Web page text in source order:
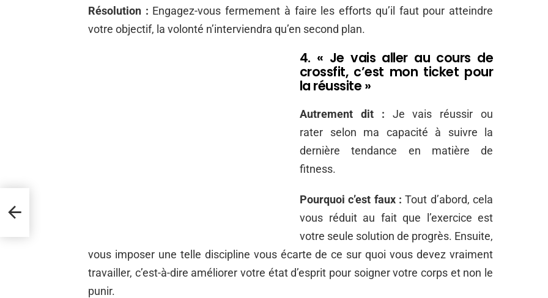
Résolution : Engagez-vous fermement à faire les efforts qu’il faut pour atteindre
votre objectif, la volonté n’interviendra qu’en second plan.
4. « Je vais aller au cours de
crossfit, c’est mon ticket pour
la réussite »
Autrement dit : Je vais réussir ou
rater selon ma capacité à suivre la
dernière tendance en matière de
fitness.
Pourquoi c’est faux : Tout d’abord, cela
vous réduit au fait que l’exercice est
votre seule solution de progrès. Ensuite,
vous imposer une telle discipline vous écarte de ce sur quoi vous devez vraiment
travailler, c’est-à-dire améliorer votre état d’esprit pour soigner votre corps et non le
punir.
se